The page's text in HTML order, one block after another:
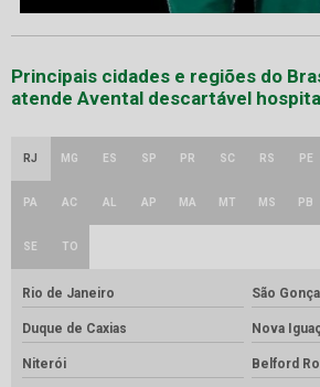
Principais cidades e regiões do
atende Avental descartável
RJ MG ES SP PR SC RS PE
PA AC AL AP MA MT MS PB
SE TO
Rio de Janeiro São
Duque de Caxias Nova
Niterói Belford